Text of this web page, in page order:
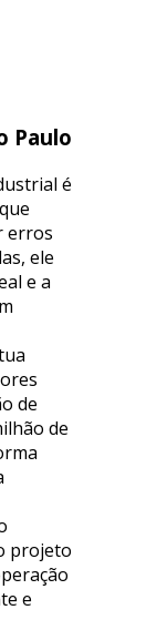
Paulo
é
erros
ele
e a
de
de
projeto
e